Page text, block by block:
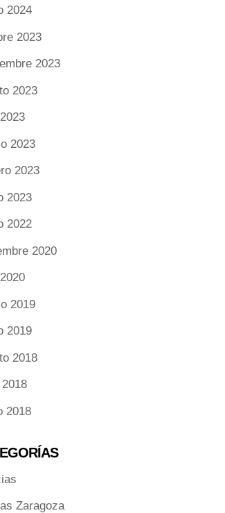
2024
2023
2023
2023
2023
2023
2023
2022
2020
2019
2019
2018
2018
Zaragoza